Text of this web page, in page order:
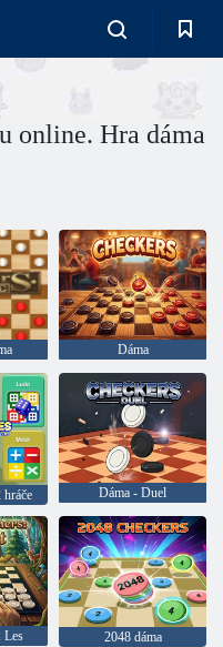
online. Hra dáma
Dáma
Dáma - Duel
Les 2048 dáma